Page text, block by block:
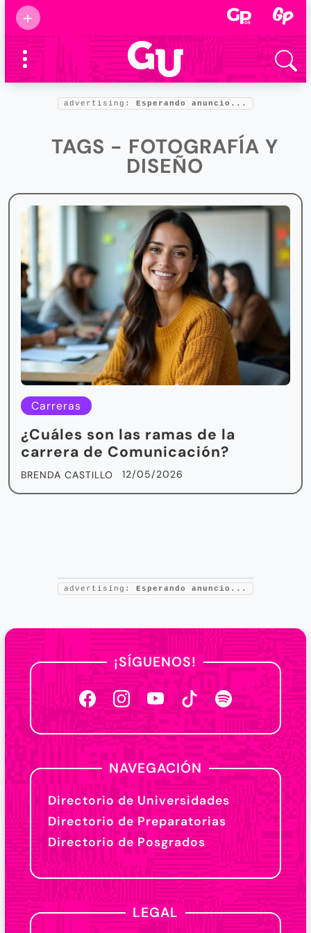
+
Supermamás
2025
Marcas de
confianza
Foro salud
advertising: Esperando anuncio...
TAGS - FOTOGRAFÍA Y
DISEÑO
Carreras
¿Cuáles son las ramas de la
carrera de Comunicación?
BRENDA CASTILLO 12/05/2026
advertising: Esperando anuncio...
¡SÍGUENOS!
NAVEGACIÓN
Directorio de Universidades
Directorio de Preparatorias
Directorio de Posgrados
LEGAL